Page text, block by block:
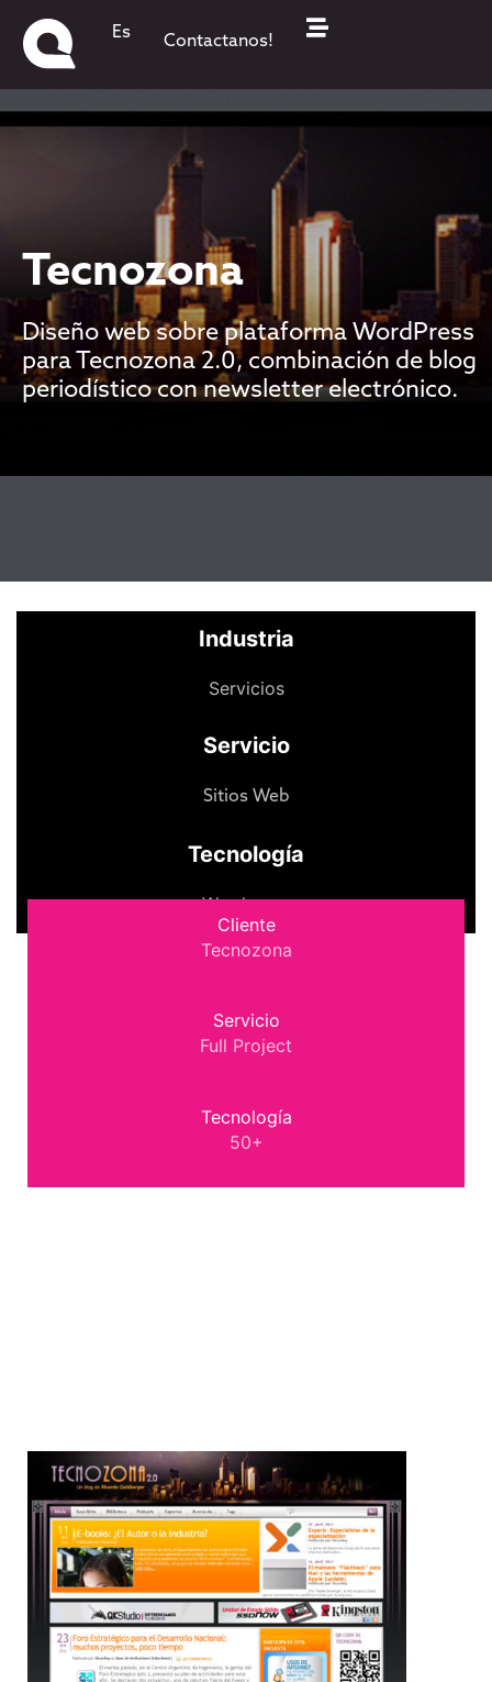
Es Contactanos!
Tecnozona
Diseño web sobre plataforma WordPress
para Tecnozona 2.0, combinación de blog
periodístico con newsletter electrónico.
Industria
Servicios
Servicio
Sitios Web
Tecnología
Wordpress
Cliente
Tecnozona
Servicio
Full Project
Tecnología
50+